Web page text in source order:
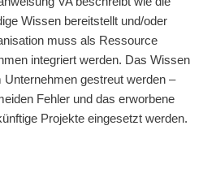
Wissen bereitstellt und/oder
muss als Ressource
integriert werden. Das Wissen
gestreut werden –
Fehler und das erworbene
Projekte eingesetzt werden.